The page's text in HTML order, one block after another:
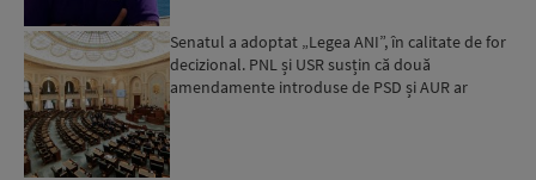
Senatul a adoptat „Legea ANI”, în calitate de for
decizional. PNL și USR susțin că două
amendamente introduse de PSD și AUR ar